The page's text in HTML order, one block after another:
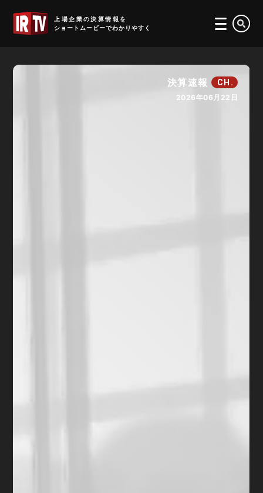
上場企業の決算情報を
ショートムービーでわかりやすく
決算速報 CH.
2026年06月22日